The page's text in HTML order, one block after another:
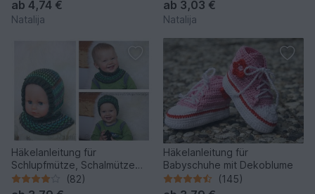
ab 4,74 €
Natalija
ab 3,03 €
Natalija
Häkelanleitung für
Schlupfmütze, Schalmütze
oder Kragschal
(82)
Häkelanleitung für
Babyschuhe mit Dekoblume
(145)